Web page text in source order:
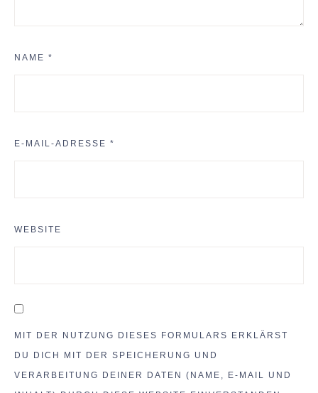
NAME *
E-MAIL-ADRESSE *
WEBSITE
MIT DER NUTZUNG DIESES FORMULARS ERKLÄRST
DU DICH MIT DER SPEICHERUNG UND
VERARBEITUNG DEINER DATEN (NAME, E-MAIL UND